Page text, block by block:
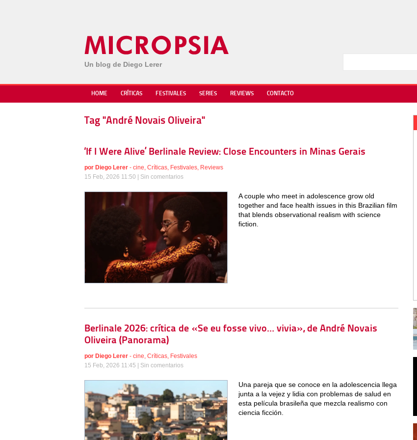
Un blog de Diego Lerer
HOME CRÍTICAS FESTIVALES SERIES REVIEWS CONTACTO
Tag "André Novais Oliveira"
‘If I Were Alive’ Berlinale Review: Close Encounters in Minas Gerais
por Diego Lerer - cine, Críticas, Festivales, Reviews
15 Feb, 2026 11:50 | Sin comentarios
A couple who meet in adolescence grow old
together and face health issues in this Brazilian film
that blends observational realism with science
fiction.
Berlinale 2026: crítica de «Se eu fosse vivo… vivia», de André Novais
Oliveira (Panorama)
por Diego Lerer - cine Críticas Festivales
15 Feb, 2026 11:45 | Sin comentarios
Una pareja que se conoce en la adolescencia llega
junta a la vejez y lidia con problemas de salud en
esta película brasileña que mezcla realismo con
ciencia ficción.